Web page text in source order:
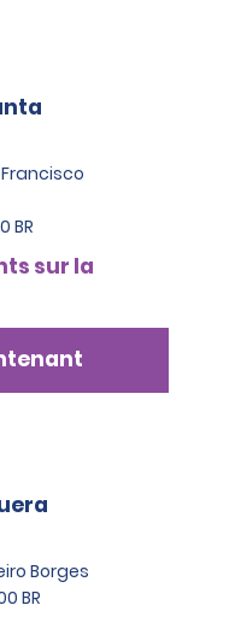
BR
sur la
Borges
BR